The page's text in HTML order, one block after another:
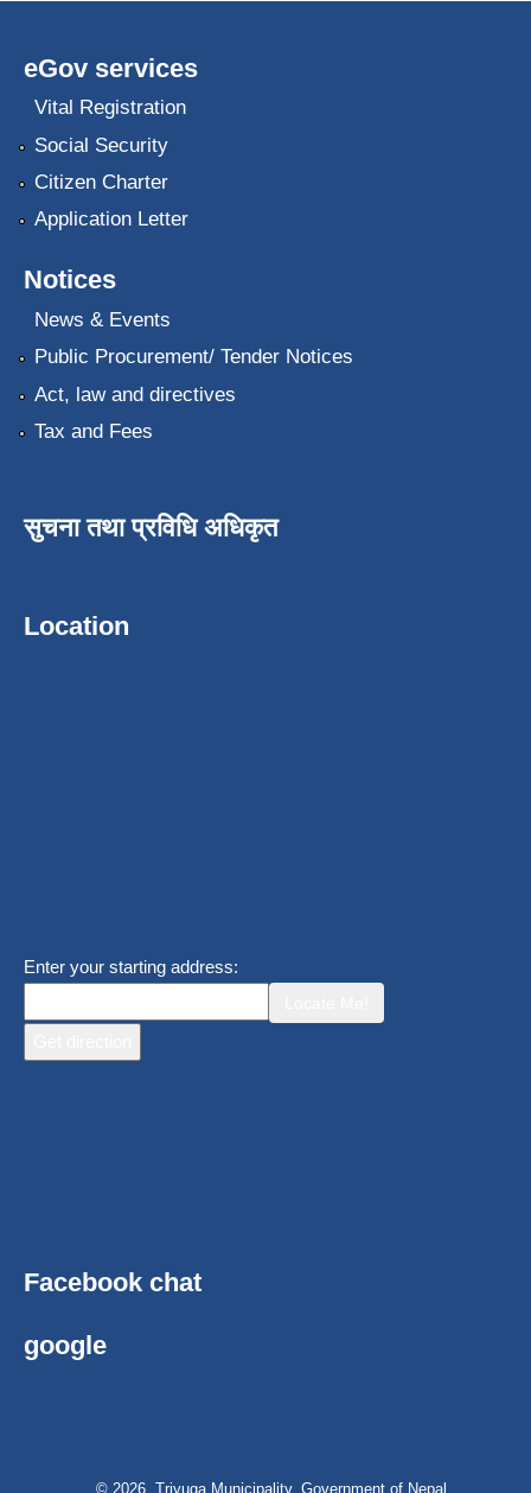
eGov services
Vital Registration
Social Security
Citizen Charter
Application Letter
Notices
News & Events
Public Procurement/ Tender Notices
Act, law and directives
Tax and Fees
सुचना तथा प्रविधि अधिकृत
Location
Enter your starting address:
Facebook chat
google
© 2026 Triyuga Municipality, Government of Nepal